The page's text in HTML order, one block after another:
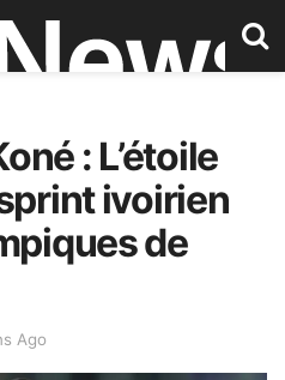
: L’étoile
ivoirien
de
Ago